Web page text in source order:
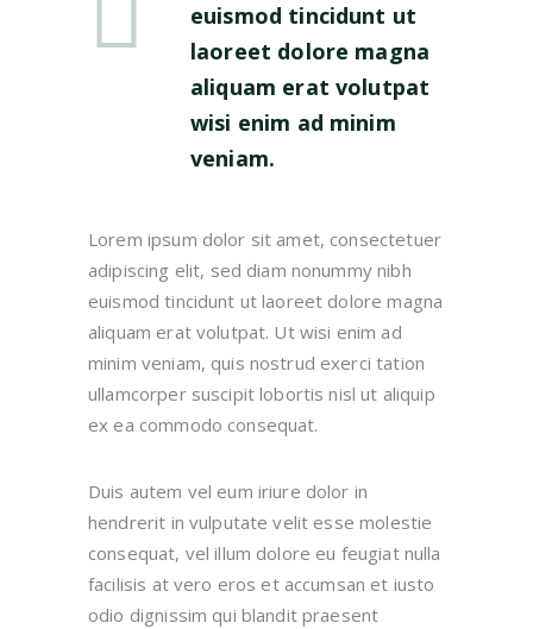
euismod tincidunt ut
laoreet dolore magna
aliquam erat volutpat
wisi enim ad minim
veniam.
Lorem ipsum dolor sit amet, consectetuer
adipiscing elit, sed diam nonummy nibh
euismod tincidunt ut laoreet dolore magna
aliquam erat volutpat. Ut wisi enim ad
minim veniam, quis nostrud exerci tation
ullamcorper suscipit lobortis nisl ut aliquip
ex ea commodo consequat.
Duis autem vel eum iriure dolor in
hendrerit in vulputate velit esse molestie
consequat, vel illum dolore eu feugiat nulla
facilisis at vero eros et accumsan et iusto
odio dignissim qui blandit praesent